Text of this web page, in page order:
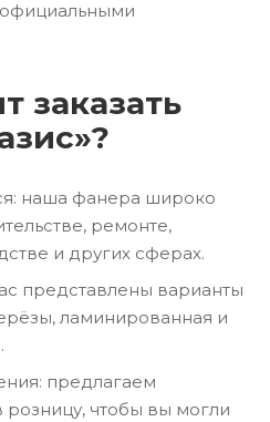
официальными
заказать
наша фанера широко
ремонте,
и других сферах.
представлены варианты
ламинированная и
предлагаем
чтобы вы могли